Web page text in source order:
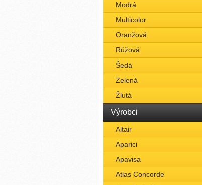
Modrá
Multicolor
Oranžová
Růžová
Šedá
Zelená
Žlutá
Výrobci
Altair
Aparici
Apavisa
Atlas Concorde